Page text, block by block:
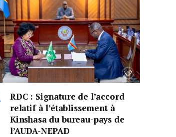
RDC : Signature de l’accord
relatif à l’établissement à
Kinshasa du bureau-pays de
l’AUDA-NEPAD